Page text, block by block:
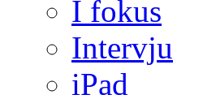
I fokus
Intervju
iPad